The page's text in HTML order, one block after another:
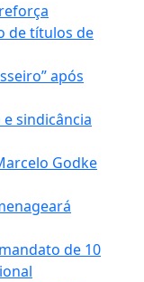
de títulos de
após
sindicância
Godke
de 10